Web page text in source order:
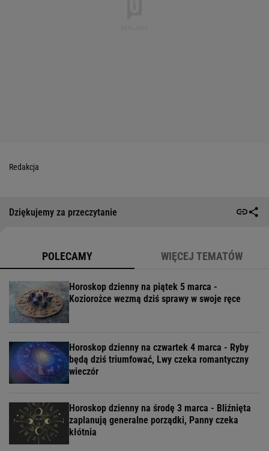
Redakcja
Dziękujemy za przeczytanie
POLECAMY WIĘCEJ TEMATÓW
Horoskop dzienny na piątek 5 marca -
Koziorożce wezmą dziś sprawy w swoje ręce
Horoskop dzienny na czwartek 4 marca - Ryby
będą dziś triumfować, Lwy czeka romantyczny
wieczór
Horoskop dzienny na środę 3 marca - Bliźnięta
zaplanują generalne porządki, Panny czeka
kłótnia